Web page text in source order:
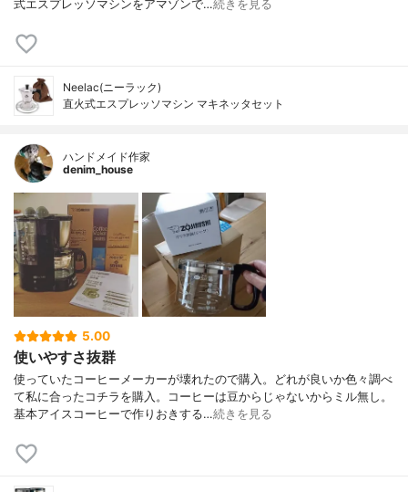
式エスプレッソマシンをアマゾンで…続きを見る
Neelac(ニーラック)
直火式エスプレッソマシン マキネッタセット
ハンドメイド作家
denim_house
5.00
使いやすさ抜群
使っていたコーヒーメーカーが壊れたので購入。どれが良いか色々調べ
て私に合ったコチラを購入。コーヒーは豆からじゃないからミル無し。
基本アイスコーヒーで作りおきする…続きを見る